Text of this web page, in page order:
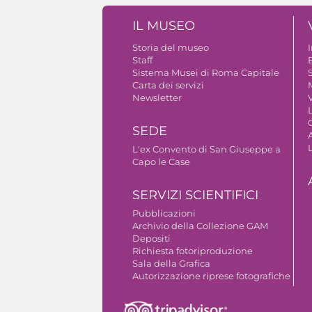
IL MUSEO
Storia del museo
Staff
Sistema Musei di Roma Capitale
Carta dei servizi
Newsletter
SEDE
L'ex Convento di San Giuseppe a
Capo le Case
SERVIZI SCIENTIFICI
Pubblicazioni
Archivio della Collezione GAM
Depositi
Richiesta fotoriproduzione
Sala della Grafica
Autorizzazione riprese fotografiche